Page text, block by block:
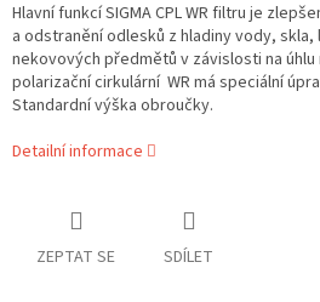
Hlavní funkcí SIGMA CPL WR filtru je
a odstranění odlesků z hladiny vody,
nekovových předmětů v závislosti na
polarizační cirkulární WR má speciální
Standardní výška obroučky.
Detailní informace
ZEPTAT SE SDÍLET